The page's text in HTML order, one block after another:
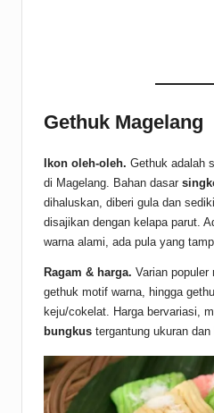
Gethuk Magelang
Ikon oleh-oleh. Gethuk adalah
di Magelang. Bahan dasar
dihaluskan, diberi gula dan
disajikan dengan kelapa parut.
warna alami, ada pula yang
Ragam & harga. Varian populer
gethuk motif warna, hingga
keju/cokelat. Harga bervariasi,
bungkus tergantung ukuran dan